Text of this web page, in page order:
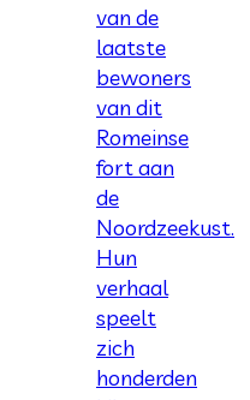
van de
laatste
bewoners
van dit
Romeinse
fort aan
de
Noordzeekust.
Hun
verhaal
speelt
zich
honderden